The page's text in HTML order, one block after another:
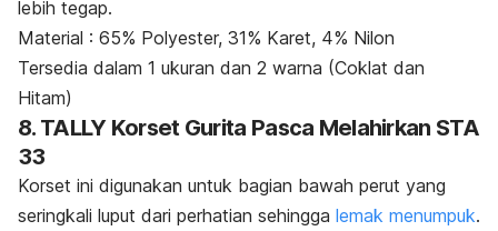
lebih tegap.
Material : 65% Polyester, 31% Karet, 4% Nilon
Tersedia dalam 1 ukuran dan 2 warna (Coklat dan
Hitam)
8. TALLY Korset Gurita Pasca Melahirkan STA
33
Korset ini digunakan untuk bagian bawah perut yang
seringkali luput dari perhatian sehingga lemak menumpuk.